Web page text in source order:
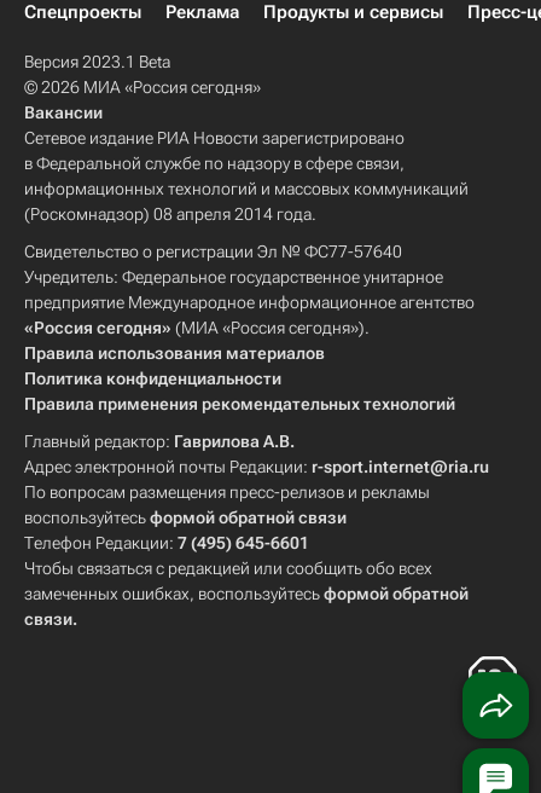
Спецпроекты
Реклама Продукты и сервисы Пресс-
Версия 2023.1 Beta
© 2026 МИА «Россия сегодня»
Вакансии
Сетевое издание РИА Новости зарегистрировано
в Федеральной службе по надзору в сфере связи,
информационных технологий и массовых коммуникаций
(Роскомнадзор) 08 апреля 2014 года.
Свидетельство о регистрации Эл № ФС77-57640
Учредитель: Федеральное государственное унитарное
предприятие Международное информационное агентство
«Россия сегодня» (МИА «Россия сегодня»).
Правила использования материалов
Политика конфиденциальности
Правила применения рекомендательных технологий
Главный редактор: Гаврилова А.В.
Адрес электронной почты Редакции: r-sport.internet@ria.ru
По вопросам размещения пресс-релизов и рекламы
воспользуйтесьформой обратной связи
Телефон Редакции: 7 (495) 645-6601
Чтобы связаться с редакцией или сообщить обо всех
замеченных ошибках, воспользуйтесьформой обратной
связи.